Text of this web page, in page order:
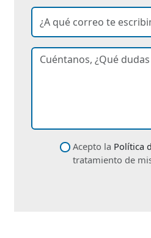
correo
Ingresa tu correo electrónico
curso de interés
dudas
Descríbenos tu petición
datos
Acepto la Política
tratamiento de